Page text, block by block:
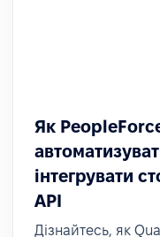
Як
інтегрувати
API
Дізнайтесь, як